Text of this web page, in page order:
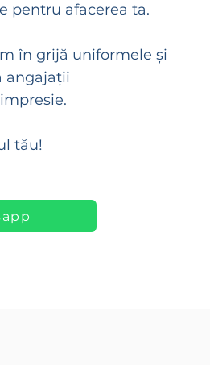
pentru afacerea ta.
în grijă uniformele și
angajații
tău!